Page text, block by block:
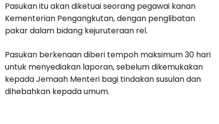
Pasukan itu akan diketuai seorang pegawai kanan
Kementerian Pengangkutan, dengan penglibatan
pakar dalam bidang kejuruteraan rel.
Pasukan berkenaan diberi tempoh maksimum 30 hari
untuk menyediakan laporan, sebelum dikemukakan
kepada Jemaah Menteri bagi tindakan susulan dan
dihebahkan kepada umum.